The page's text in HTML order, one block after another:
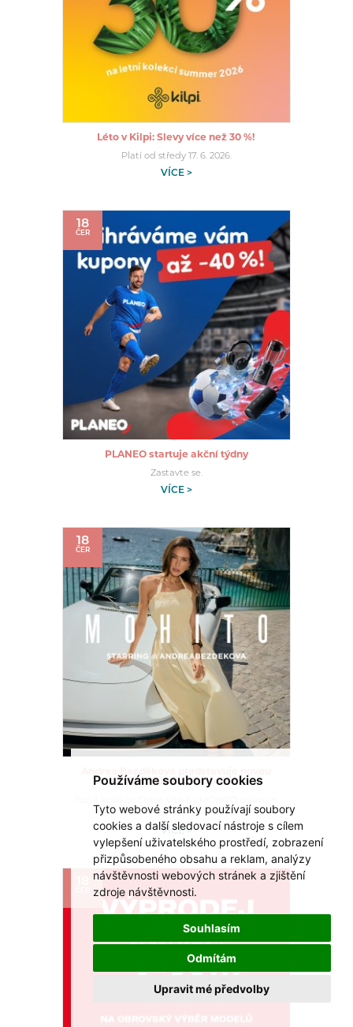
Používáme soubory cookies
Tyto webové stránky používají soubory
cookies a další sledovací nástroje s cílem
vylepšení uživatelského prostředí, zobrazení
přizpůsobeného obsahu a reklam, analýzy
návštěvnosti webových stránek a zjištění
zdroje návštěvnosti.
Souhlasím
Odmítám
Upravit mé předvolby
Léto v Kilpi: Slevy více než 30 %!
Platí od středy 17. 6. 2026.
VÍCE >
18
ČER
PLANEO startuje akční týdny
Zastavte se.
VÍCE >
18
ČER
Andrea Bezděková představuje novou
kolekci MOHITO Dolce Vita!
ženskost.
VÍCE >